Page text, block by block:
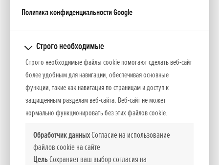
Политика конфиденциальности Googleopens in a new tab
Строго необходимые
Строго необходимые файлы cookie помогают сделать веб-сайт
более удобным для навигации, обеспечивая основные
функции, такие как навигация по страницам и доступ к
защищенным разделам веб-сайта. Веб-сайт не может
нормально функционировать без этих файлов cookie.
Обработчик данныхСогласие на использование
файлов cookie на сайте
ЦельСохраняет ваш выбор согласия на
Riga
SIA H33
Dārzciema ielā 121
Rīga, LV-1073
Импортер Honda Baltic